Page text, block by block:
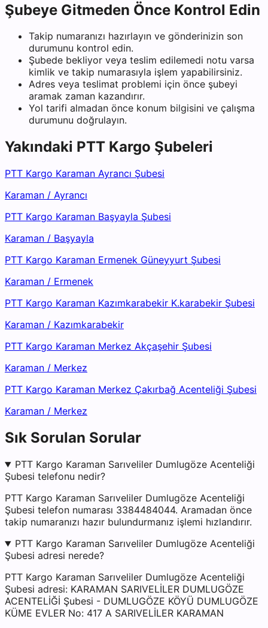
Şubeye Gitmeden Önce Kontrol Edin
Takip numaranızı hazırlayın ve gönderinizin son
durumunu kontrol edin.
Şubede bekliyor veya teslim edilemedi notu varsa
kimlik ve takip numarasıyla işlem yapabilirsiniz.
Adres veya teslimat problemi için önce şubeyi
aramak zaman kazandırır.
Yol tarifi almadan önce konum bilgisini ve çalışma
durumunu doğrulayın.
Yakındaki PTT Kargo Şubeleri
PTT Kargo Karaman Ayrancı Şubesi
Karaman / Ayrancı
PTT Kargo Karaman Başyayla Şubesi
Karaman / Başyayla
PTT Kargo Karaman Ermenek Güneyyurt Şubesi
Karaman / Ermenek
PTT Kargo Karaman Kazımkarabekir K.karabekir Şubesi
Karaman / Kazımkarabekir
PTT Kargo Karaman Merkez Akçaşehir Şubesi
Karaman / Merkez
PTT Kargo Karaman Merkez Çakırbağ Acenteliği Şubesi
Karaman / Merkez
Sık Sorulan Sorular
PTT Kargo Karaman Sarıveliler Dumlugöze Acenteliği
Şubesi telefonu nedir?
PTT Kargo Karaman Sarıveliler Dumlugöze Acenteliği
Şubesi telefon numarası 3384484044. Aramadan önce
takip numaranızı hazır bulundurmanız işlemi hızlandırır.
PTT Kargo Karaman Sarıveliler Dumlugöze Acenteliği
Şubesi adresi nerede?
PTT Kargo Karaman Sarıveliler Dumlugöze Acenteliği
Şubesi adresi: KARAMAN SARIVELİLER DUMLUGÖZE
ACENTELİĞİ Şubesi - DUMLUGÖZE KÖYÜ DUMLUGÖZE
KÜME EVLER No: 417 A SARIVELİLER KARAMAN